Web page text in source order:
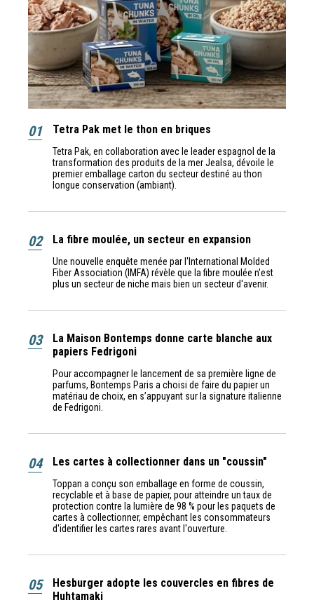
01 Tetra Pak met le thon en briques
Tetra Pak, en collaboration avec le leader espagnol de la
transformation des produits de la mer Jealsa, dévoile le
premier emballage carton du secteur destiné au thon
longue conservation (ambiant).
02 La fibre moulée, un secteur en expansion
Une nouvelle enquête menée par l'International Molded
Fiber Association (IMFA) révèle que la fibre moulée n'est
plus un secteur de niche mais bien un secteur d'avenir.
03
La Maison Bontemps donne carte blanche aux
papiers Fedrigoni
Pour accompagner le lancement de sa première ligne de
parfums, Bontemps Paris a choisi de faire du papier un
matériau de choix, en s’appuyant sur la signature italienne
de Fedrigoni.
04 Les cartes à collectionner dans un "coussin"
Toppan a conçu son emballage en forme de coussin,
recyclable et à base de papier, pour atteindre un taux de
protection contre la lumière de 98 % pour les paquets de
cartes à collectionner, empêchant les consommateurs
d'identifier les cartes rares avant l'ouverture.
05
Hesburger adopte les couvercles en fibres de
Huhtamaki